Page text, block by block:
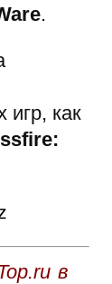
.
игр, как
в